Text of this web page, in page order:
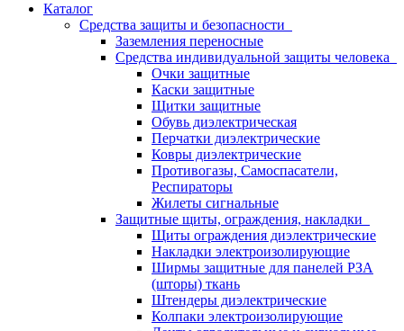
Каталог
Средства защиты и безопасности
Заземления переносные
Средства индивидуальной защиты человека
Очки защитные
Каски защитные
Щитки защитные
Обувь диэлектрическая
Перчатки диэлектрические
Ковры диэлектрические
Противогазы, Самоспасатели,
Респираторы
Жилеты сигнальные
Защитные щиты, ограждения, накладки
Щиты ограждения диэлектрические
Накладки электроизолирующие
Ширмы защитные для панелей РЗА
(шторы) ткань
Штендеры диэлектрические
Колпаки электроизолирующие